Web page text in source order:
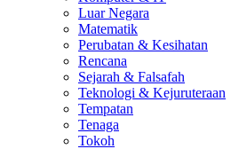
Luar Negara
Matematik
Perubatan & Kesihatan
Rencana
Sejarah & Falsafah
Teknologi & Kejuruteraan
Tempatan
Tenaga
Tokoh